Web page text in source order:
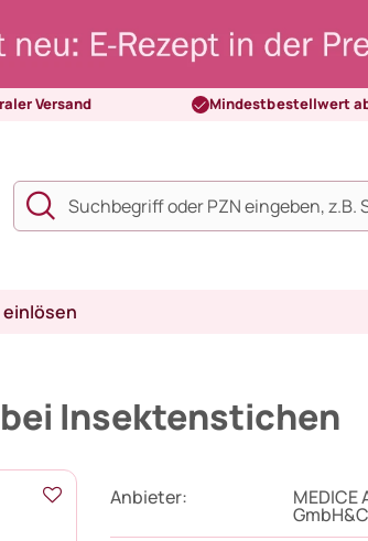
Versand Mindestbestellwert
einlösen
Insektenstichen
Anbieter: